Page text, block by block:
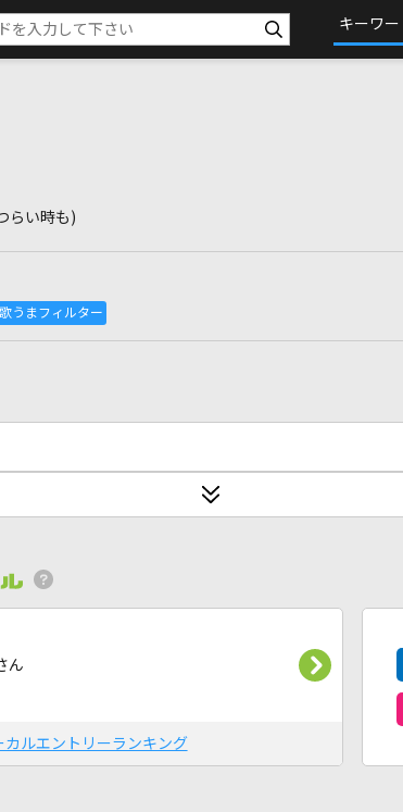
キーワー
い時も)
ん
ルエントリーランキング